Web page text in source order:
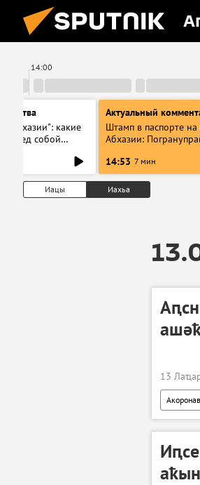
14:00
Абхазии": какие
перед собой
Актуальный
Штамп в паспорте на
Абхазии:
туристов
14:53 7 мин
Иацы Иахьа
13